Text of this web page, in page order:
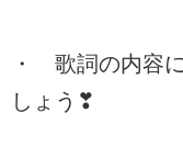
・ 歌詞の内容
しょう❣